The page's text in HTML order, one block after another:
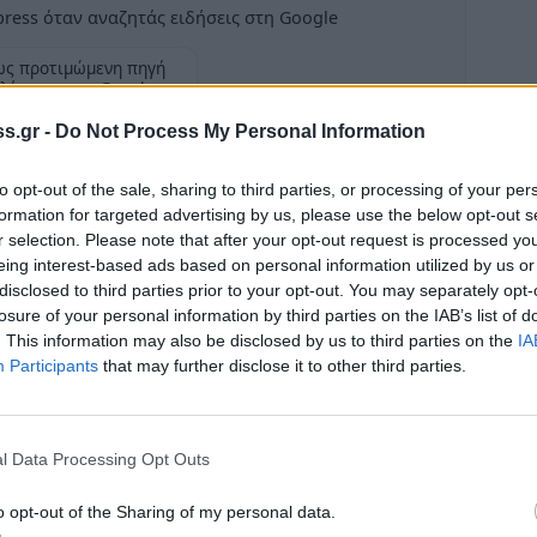
- Do Not Process My Personal Information
opt-out of the sale, sharing to third parties, or processing of your
for targeted advertising by us, please use the below opt-out
selection. Please note that after your opt-out request is processed
interest-based ads based on personal information utilized by us
to third parties prior to your opt-out. You may separately
of your personal information by third parties on the IAB’s list of
This information may also be disclosed by us to third parties on the
Participants that may further disclose it to other third parties.
Data Processing Opt Outs
opt-out of the Sharing of my personal data.
όταν αναζητάς ειδήσεις στη Google
προτιμώμενη πηγή
της Google
της Σπάρτης!
την εικόνα από το κεντρικότερο σημείο
με τοSkyline webcam προβάλει τη
της πόλης σε εκατομμύρια θεατές.
οι Λάκωνες όλου το κόσμου έχουν
από το notospress.gr
Χριστουγεννιάτικες εκδηλώσεις
είναι τυχαίο ότι μέσα από την επιλογή
στην
08:30
08:10
Τι